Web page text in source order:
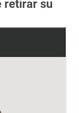
retirar su